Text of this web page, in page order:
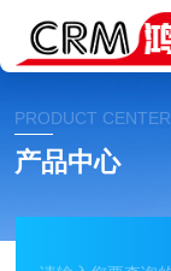
PRODUCT CENTER
产品中心